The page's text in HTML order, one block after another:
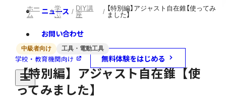
ニュース
お問い合わせ
学校・教育機関向け 無料体験をはじめる
ホー
ム
学
ぶ
DIY講
座
【特別編】アジャスト自在錐【使ってみ
ました】
中級者向け 工具・電動工具
【特別編】アジャスト自在錐【使
ってみました】